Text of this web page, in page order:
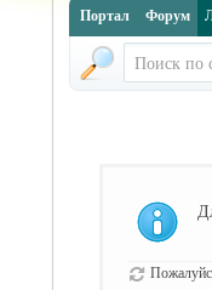
Портал Форум